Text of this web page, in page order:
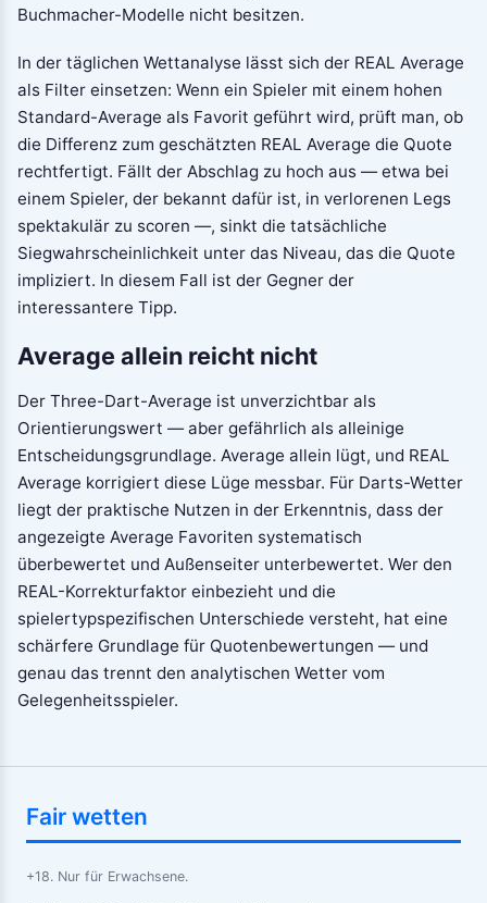
Buchmacher-Modelle nicht besitzen.
In der täglichen Wettanalyse lässt sich der REAL Average
als Filter einsetzen: Wenn ein Spieler mit einem hohen
Standard-Average als Favorit geführt wird, prüft man, ob
die Differenz zum geschätzten REAL Average die Quote
rechtfertigt. Fällt der Abschlag zu hoch aus — etwa bei
einem Spieler, der bekannt dafür ist, in verlorenen Legs
spektakulär zu scoren —, sinkt die tatsächliche
Siegwahrscheinlichkeit unter das Niveau, das die Quote
impliziert. In diesem Fall ist der Gegner der
interessantere Tipp.
Average allein reicht nicht
Der Three-Dart-Average ist unverzichtbar als
Orientierungswert — aber gefährlich als alleinige
Entscheidungsgrundlage. Average allein lügt, und REAL
Average korrigiert diese Lüge messbar. Für Darts-Wetter
liegt der praktische Nutzen in der Erkenntnis, dass der
angezeigte Average Favoriten systematisch
überbewertet und Außenseiter unterbewertet. Wer den
REAL-Korrekturfaktor einbezieht und die
spielertypspezifischen Unterschiede versteht, hat eine
schärfere Grundlage für Quotenbewertungen — und
genau das trennt den analytischen Wetter vom
Gelegenheitsspieler.
Fair wetten
+18. Nur für Erwachsene.